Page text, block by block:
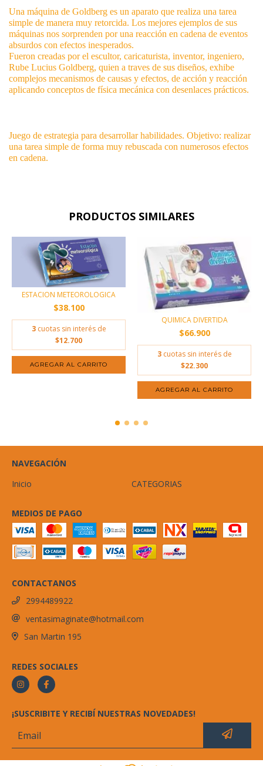
Una máquina de Goldberg es un aparato que realiza una tarea
simple de manera muy retorcida. Los mejores ejemplos de sus
máquinas nos sorprenden por una reacción en cadena de eventos
absurdos con efectos inesperados.
Fueron creadas por el escultor, caricaturista, inventor, ingeniero,
Rube Lucius Goldberg, quien a traves de sus diseños, exhibe
complejos mecanismos de causas y efectos, de acción y reacción
aplicando conceptos de física mecánica con desenlaces prácticos.
Juego de estrategia para desarrollar habilidades. Objetivo: realizar
una tarea simple de forma muy rebuscada con numerosos efectos
en cadena.
PRODUCTOS SIMILARES
ESTACION METEOROLOGICA
$38.100
3 cuotas sin interés de
$12.700
QUIMICA DIVERTIDA
$66.900
3 cuotas sin interés de
$22.300
NAVEGACIÓN
Inicio
CATEGORIAS
MEDIOS DE PAGO
CONTACTANOS
2994489922
ventasimaginate@hotmail.com
San Martin 195
REDES SOCIALES
¡SUSCRIBITE Y RECIBÍ NUESTRAS NOVEDADES!